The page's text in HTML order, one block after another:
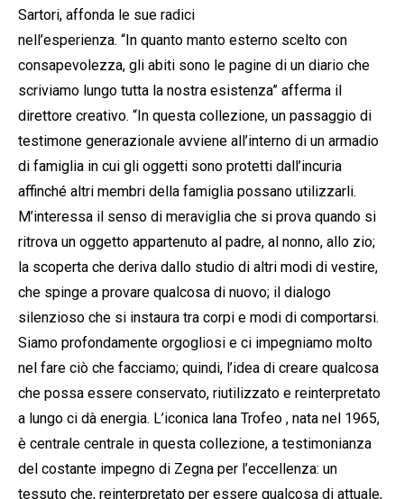
Sartori, affonda le sue radici
nell’esperienza. “In quanto manto esterno scelto con
consapevolezza, gli abiti sono le pagine di un diario che
scriviamo lungo tutta la nostra esistenza” afferma il
direttore creativo. “In questa collezione, un passaggio di
testimone generazionale avviene all’interno di un armadio
di famiglia in cui gli oggetti sono protetti dall’incuria
affinché altri membri della famiglia possano utilizzarli.
M’interessa il senso di meraviglia che si prova quando si
ritrova un oggetto appartenuto al padre, al nonno, allo zio;
la scoperta che deriva dallo studio di altri modi di vestire,
che spinge a provare qualcosa di nuovo; il dialogo
silenzioso che si instaura tra corpi e modi di comportarsi.
Siamo profondamente orgogliosi e ci impegniamo molto
nel fare ciò che facciamo; quindi, l’idea di creare qualcosa
che possa essere conservato, riutilizzato e reinterpretato
a lungo ci dà energia. L’iconica lana Trofeo , nata nel 1965,
è centrale centrale in questa collezione, a testimonianza
del costante impegno di Zegna per l’eccellenza: un
tessuto che, reinterpretato per essere qualcosa di attuale,